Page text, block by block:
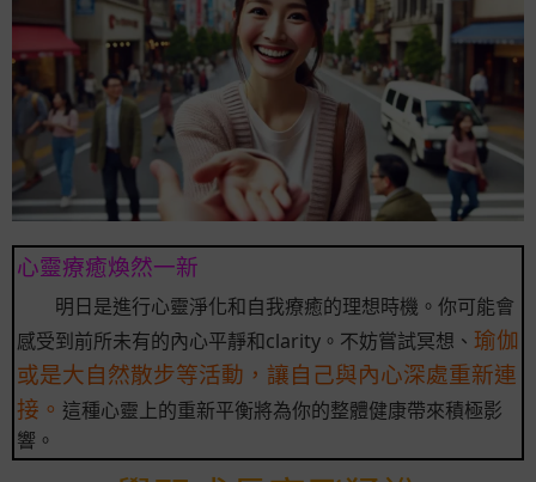
心靈療癒煥然一新
明日是進行心靈淨化和自我療癒的理想時機。你可能會
感受到前所未有的內心平靜和clarity。不妨嘗試冥想、 瑜伽
或是大自然散步等活動，讓自己與內心深處重新連
接。 這種心靈上的重新平衡將為你的整體健康帶來積極影
響。